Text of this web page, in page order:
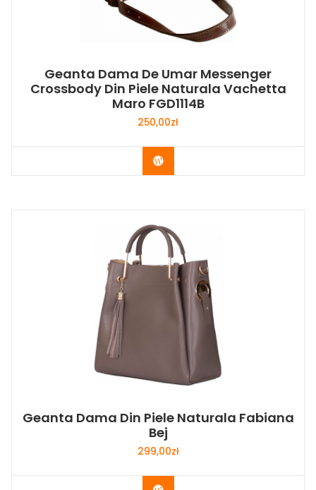
Geanta Dama De Umar Messenger
Crossbody Din Piele Naturala Vachetta
Maro FGD1114B
250,00zł
Buy Now
Geanta Dama Din Piele Naturala Fabiana
Bej
299,00zł